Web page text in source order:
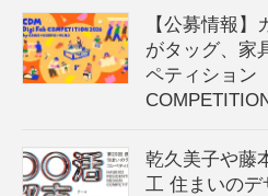
【公募情報
がタッグ、家
ペティション
乾久美子や藤
工 住まいの